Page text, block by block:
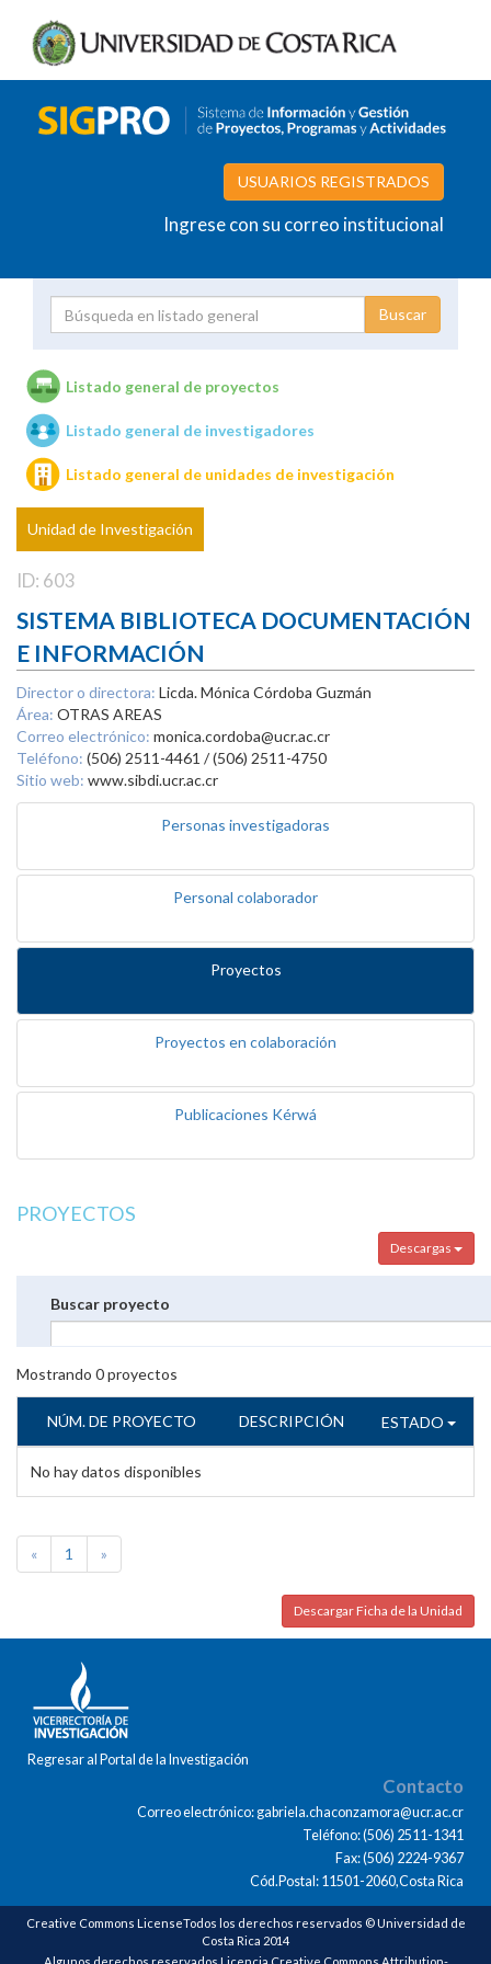
USUARIOS REGISTRADOS
Ingrese con su correo institucional
Unidades de investigación
Listado general de proyectos
Listado general de investigadores
Listado general de unidades de investigación
Unidad de Investigación
ID: 603
SISTEMA BIBLIOTECA DOCUMENTACIÓN
E INFORMACIÓN
Director o directora: Licda. Mónica Córdoba Guzmán
Área: OTRAS AREAS
Correo electrónico: monica.cordoba@ucr.ac.cr
Teléfono: (506) 2511-4461 / (506) 2511-4750
Sitio web: www.sibdi.ucr.ac.cr
Personas investigadoras
Personal colaborador
Proyectos
Proyectos en colaboración
Publicaciones Kérwá
PROYECTOS
Descargas
Buscar proyecto
Mostrando 0proyectos
NÚM. DE PROYECTO DESCRIPCIÓN ESTADO
No hay datos disponibles
« 1 »
Descargar Ficha de la Unidad
Regresar al Portal de la Investigación
Contacto
Correo electrónico: gabriela.chaconzamora@ucr.ac.cr
Teléfono: (506) 2511-1341
Fax: (506) 2224-9367
Cód.Postal: 11501-2060,Costa Rica
Creative Commons LicenseTodos los derechos reservados © Universidad de
Costa Rica 2014